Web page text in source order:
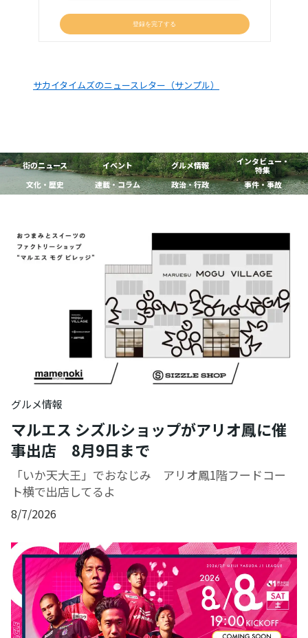
サカイタイムズのニュースレター（サンプル）
街のニュース イベント グルメ情報
インタビュー・
特集
文化・歴史
連載・コラム 政治・行政 事件・事故
グルメ情報
マルエス シズルショップがアリオ鳳に催
事出店 8月9日まで
「いか天大王」でおなじみ アリオ鳳1階フードコー
ト横で出店してるよ
8/7/2026